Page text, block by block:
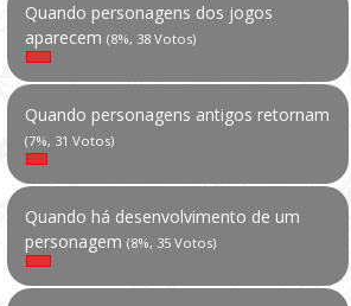
Quando personagens dos jogos
aparecem (8%, 38 Votos)
Quando personagens antigos retornam
(7%, 31 Votos)
Quando há desenvolvimento de um
personagem (8%, 35 Votos)